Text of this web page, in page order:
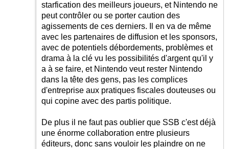
starfication des meilleurs joueurs, et Nintendo ne
peut contrôler ou se porter caution des
agissements de ces derniers. Il en va de même
avec les partenaires de diffusion et les sponsors,
avec de potentiels débordements, problèmes et
drama à la clé vu les possibilités d'argent qu'il y
a à se faire, et Nintendo veut rester Nintendo
dans la tête des gens, pas les complices
d'entreprise aux pratiques fiscales douteuses ou
qui copine avec des partis politique.
De plus il ne faut pas oublier que SSB c'est déjà
une énorme collaboration entre plusieurs
éditeurs, donc sans vouloir les plaindre on ne